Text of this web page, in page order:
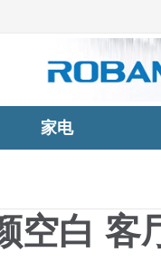
家电
空白 客